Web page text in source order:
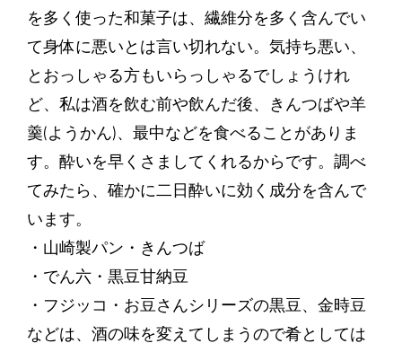
を多く使った和菓子は、繊維分を多く含んでい
て身体に悪いとは言い切れない。気持ち悪い、
とおっしゃる方もいらっしゃるでしょうけれ
ど、私は酒を飲む前や飲んだ後、きんつばや羊
羹(ようかん)、最中などを食べることがありま
す。酔いを早くさましてくれるからです。調べ
てみたら、確かに二日酔いに効く成分を含んで
います。
・山崎製パン・きんつば
・でん六・黒豆甘納豆
・フジッコ・お豆さんシリーズの黒豆、金時豆
などは、酒の味を変えてしまうので肴としては